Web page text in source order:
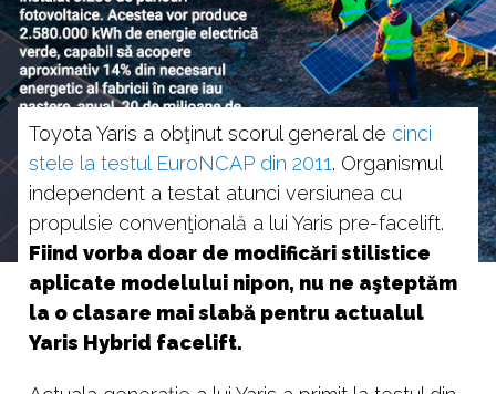
Toyota Yaris a obţinut scorul general de cinci
stele la testul EuroNCAP din 2011. Organismul
independent a testat atunci versiunea cu
propulsie convenţională a lui Yaris pre-facelift.
Fiind vorba doar de modificări stilistice
aplicate modelului nipon, nu ne aşteptăm
la o clasare mai slabă pentru actualul
Yaris Hybrid facelift.